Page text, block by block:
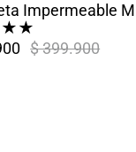
★★
$ 399.900